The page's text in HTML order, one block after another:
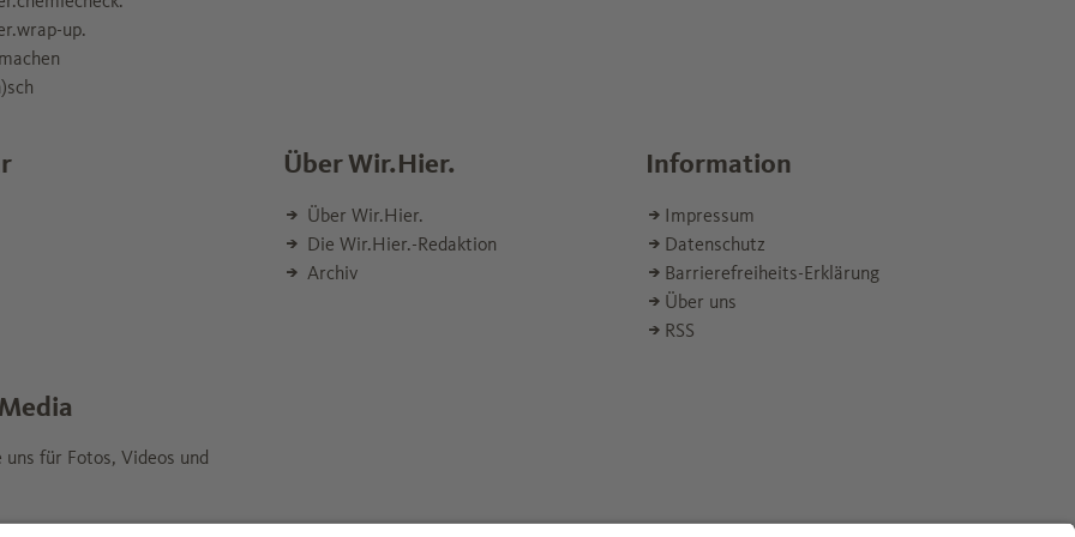
up.
Über Wir.Hier.
Über Wir.Hier.
Die Wir.Hier.-Redaktion
Archiv
Information
Impressum
Datenschutz
Barrierefreiheits-Erklärung
Über uns
RSS
uns für Fotos, Videos und